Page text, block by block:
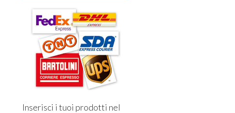
Inserisci i tuoi prodotti nel